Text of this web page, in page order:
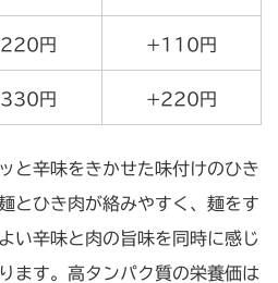
円 +110円
円 +220円
と辛味をきかせた味付けのひき
とひき肉が絡みやすく、麺をす
い辛味と肉の旨味を同時に感じ
ます。高タンパク質の栄養価は